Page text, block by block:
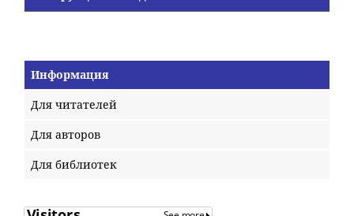
Информация
Для читателей
Для авторов
Для библиотек